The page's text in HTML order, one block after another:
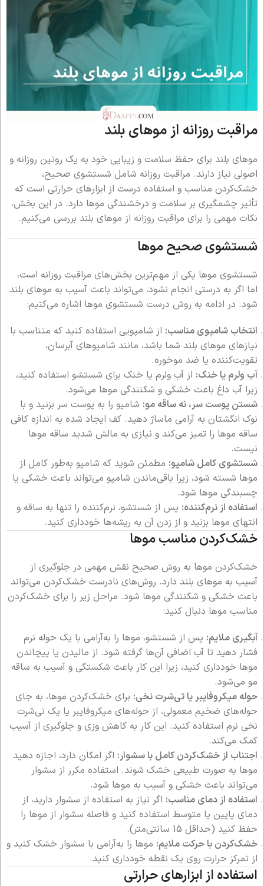
مراقبت روزانه از موهای بلند
موهای بلند برای حفظ سلامت و زیبایی خود به یک روتین روزانه و
اصولی نیاز دارند. مراقبت روزانه شامل شستشوی صحیح،
خشک‌کردن مناسب و استفاده درست از ابزارهای حرارتی است که
تأثیر چشمگیری بر سلامت و درخشندگی موها دارد. در این بخش،
نکات مهمی را برای مراقبت روزانه از موهای بلند بررسی می‌کنیم.
شستشوی صحیح موها
شستشوی موها یکی از مهم‌ترین بخش‌های مراقبت روزانه است،
اما اگر به درستی انجام نشود، می‌تواند باعث آسیب به موهای بلند
شود. در ادامه به روش درست شستشوی موها اشاره می‌کنیم:
انتخاب شامپوی مناسب: از شامپویی استفاده کنید که متناسب با
نیازهای موهای بلند شما باشد، مانند شامپوهای آبرسان،
تقویت‌کننده یا ضد موخوره.
آب ولرم یا خنک: از آب ولرم یا خنک برای شستشو استفاده کنید،
زیرا آب داغ باعث خشکی و شکنندگی موها می‌شود.
شستن پوست سر، نه ساقه مو: شامپو را به پوست سر بزنید و با
نوک انگشتان به آرامی ماساژ دهید. کف ایجاد شده به اندازه کافی
ساقه موها را تمیز می‌کند و نیازی به مالش شدید ساقه موها
نیست.
شستشوی کامل شامپو: مطمئن شوید که شامپو به‌طور کامل از
موها شسته شود، زیرا باقی‌ماندن شامپو می‌تواند باعث خشکی یا
چسبندگی موها شود.
استفاده از نرم‌کننده: پس از شستشو، نرم‌کننده را تنها به ساقه و
انتهای موها بزنید و از زدن آن به ریشه‌ها خودداری کنید.
خشک‌کردن مناسب موها
خشک‌کردن موها به روش صحیح نقش مهمی در جلوگیری از
آسیب به موهای بلند دارد. روش‌های نادرست خشک‌کردن می‌تواند
باعث خشکی و شکنندگی موها شود. مراحل زیر را برای خشک‌کردن
مناسب موها دنبال کنید:
آبگیری ملایم: پس از شستشو، موها را به‌آرامی با یک حوله نرم
فشار دهید تا آب اضافی آن‌ها گرفته شود. از مالیدن یا پیچاندن
موها خودداری کنید، زیرا این کار باعث شکستگی و آسیب به ساقه
مو می‌شود.
حوله میکروفایبر یا تی‌شرت نخی: برای خشک‌کردن موها، به جای
حوله‌های ضخیم معمولی، از حوله‌های میکروفایبر یا یک تی‌شرت
نخی نرم استفاده کنید. این کار به کاهش وزی و جلوگیری از آسیب
کمک می‌کند.
اجتناب از خشک‌کردن کامل با سشوار: اگر امکان دارد، اجازه دهید
موها به صورت طبیعی خشک شوند. استفاده مکرر از سشوار
می‌تواند باعث خشکی و آسیب به موها شود.
استفاده از دمای مناسب: اگر نیاز به استفاده از سشوار دارید، از
دمای پایین یا متوسط استفاده کنید و فاصله سشوار از موها را
حفظ کنید (حداقل 15 سانتی‌متر).
خشک‌کردن با حرکت ملایم: موها را به‌آرامی با سشوار خشک کنید و
از تمرکز حرارت روی یک نقطه خودداری کنید.
استفاده از ابزارهای حرارتی